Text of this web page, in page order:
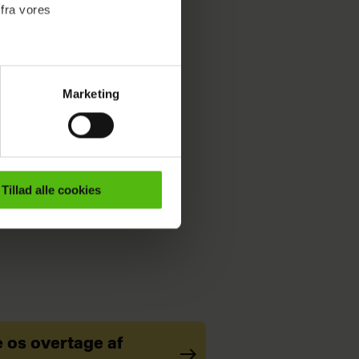
vores
indhold til dig.
Vi indsamler data
Marketing
Tillad alle cookies
os overtage af